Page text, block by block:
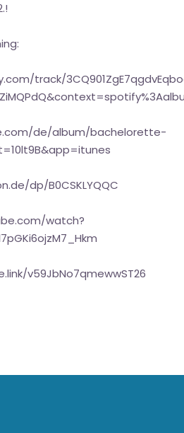
track/
de/album/bachelorette-
dp/B0CSKLYQQC
watch?
v59JbNo7qmewwST26